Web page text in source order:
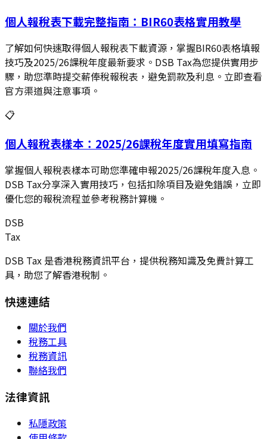
個人報稅表下載完整指南：BIR60表格實用教學
了解如何快速取得個人報稅表下載資源，掌握BIR60表格填報
技巧及2025/26課稅年度最新要求。DSB Tax為您提供實用步
驟，助您準時提交薪俸稅報稅表，避免罰款及利息。立即查看
官方渠道與注意事項。
📋
個人報稅表樣本：2025/26課稅年度實用填寫指南
掌握個人報稅表樣本可助您準確申報2025/26課稅年度入息。
DSB Tax分享深入實用技巧，包括扣除項目及避免錯誤，立即
優化您的報稅流程並參考稅務計算機。
DSB
Tax
DSB Tax 是香港稅務資訊平台，提供稅務知識及免費計算工
具，助您了解香港稅制。
快速連結
關於我們
稅務工具
稅務資訊
聯絡我們
法律資訊
私隱政策